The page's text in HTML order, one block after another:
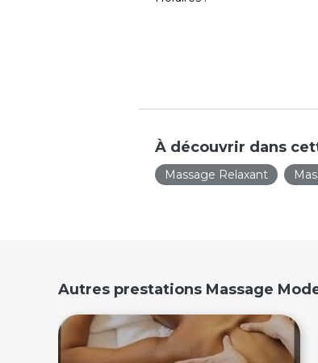
À découvrir dans
Massage Relaxant
Autres prestations Massage